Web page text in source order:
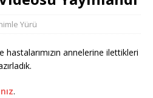
Yürü
annelerine ilettikleri
.